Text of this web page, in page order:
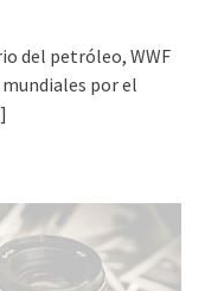
del petróleo, WWF
por el